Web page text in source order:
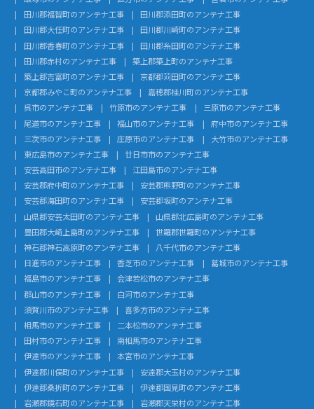
田川郡福智町のアンテナ工事
田川郡添田町のアンテナ工事
田川郡大任町のアンテナ工事
田川郡川崎町のアンテナ工事
田川郡香春町のアンテナ工事
田川郡糸田町のアンテナ工事
田川郡赤村のアンテナ工事
築上郡築上町のアンテナ工事
築上郡吉富町のアンテナ工事
京都郡苅田町のアンテナ工事
京都郡みやこ町のアンテナ工事
嘉穂郡桂川町のアンテナ工事
呉市のアンテナ工事
竹原市のアンテナ工事
三原市のアンテナ工事
尾道市のアンテナ工事
福山市のアンテナ工事
府中市のアンテナ工事
三次市のアンテナ工事
庄原市のアンテナ工事
大竹市のアンテナ工事
東広島市のアンテナ工事
廿日市市のアンテナ工事
安芸高田市のアンテナ工事
江田島市のアンテナ工事
安芸郡府中町のアンテナ工事
安芸郡熊野町のアンテナ工事
安芸郡海田町のアンテナ工事
安芸郡坂町のアンテナ工事
山県郡安芸太田町のアンテナ工事
山県郡北広島町のアンテナ工事
豊田郡大崎上島町のアンテナ工事
世羅郡世羅町のアンテナ工事
神石郡神石高原町のアンテナ工事
八千代市のアンテナ工事
日進市のアンテナ工事
香芝市のアンテナ工事
葛城市のアンテナ工事
福島市のアンテナ工事
会津若松市のアンテナ工事
郡山市のアンテナ工事
白河市のアンテナ工事
須賀川市のアンテナ工事
喜多方市のアンテナ工事
相馬市のアンテナ工事
二本松市のアンテナ工事
田村市のアンテナ工事
南相馬市のアンテナ工事
伊達市のアンテナ工事
本宮市のアンテナ工事
伊達郡川俣町のアンテナ工事
安達郡大玉村のアンテナ工事
伊達郡桑折町のアンテナ工事
伊達郡国見町のアンテナ工事
岩瀬郡鏡石町のアンテナ工事
岩瀬郡天栄村のアンテナ工事